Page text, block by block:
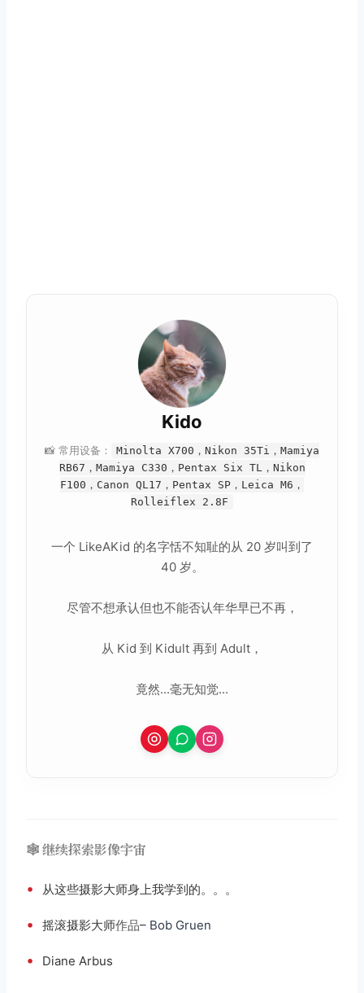
Kido
📸 常用设备：
Minolta X700，Nikon 35Ti，Mamiya
RB67，Mamiya C330，Pentax Six TL，Nikon
F100，Canon QL17，Pentax SP，Leica M6，
Rolleiflex 2.8F
一个 LikeAKid 的名字恬不知耻的从 20 岁叫到了
40 岁。
尽管不想承认但也不能否认年华早已不再，
从 Kid 到 Kidult 再到 Adult，
竟然...毫无知觉...
🕸️ 继续探索影像宇宙
• 从这些摄影大师身上我学到的。。。
• 摇滚摄影大师作品– Bob Gruen
• Diane Arbus